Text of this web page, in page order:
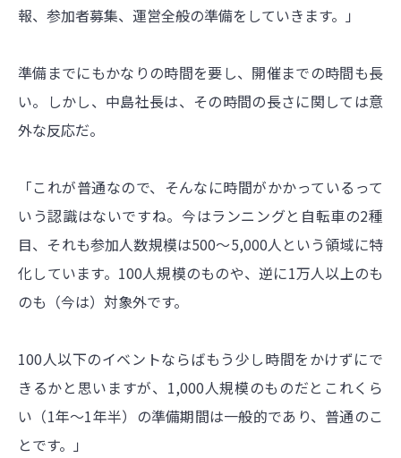
報、参加者募集、運営全般の準備をしていきます。」
準備までにもかなりの時間を要し、開催までの時間も長
い。しかし、中島社長は、その時間の長さに関しては意
外な反応だ。
「これが普通なので、そんなに時間がかかっているって
いう認識はないですね。今はランニングと自転車の2種
目、それも参加人数規模は500～5,000人という領域に特
化しています。100人規模のものや、逆に1万人以上のも
のも（今は）対象外です。
100人以下のイベントならばもう少し時間をかけずにで
きるかと思いますが、1,000人規模のものだとこれくら
い（1年～1年半）の準備期間は一般的であり、普通のこ
とです。」